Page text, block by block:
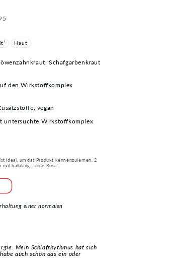
Haut
Schafgarbenkraut
den Wirkstoffkomplex
vegan
untersuchte Wirkstoffkomplex
ideal, um das Produkt kennenzulernen. 2
halblang, Tante Rosa“.
einer normalen
Mein Schlafrhythmus hat sich
auch schon das ein oder